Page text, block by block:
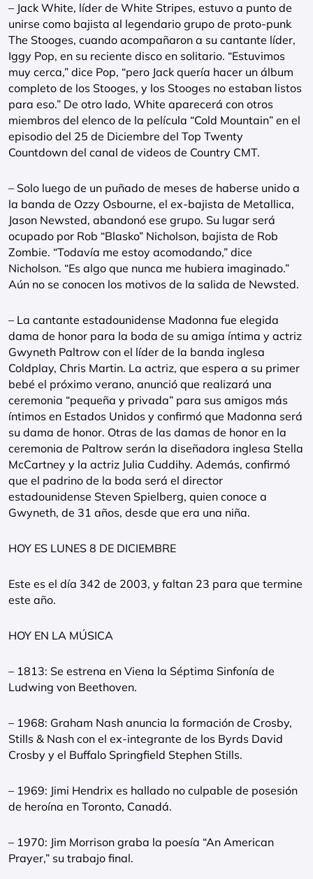
– Jack White, líder de White Stripes, estuvo a punto de
unirse como bajista al legendario grupo de proto-punk
The Stooges, cuando acompañaron a su cantante líder,
Iggy Pop, en su reciente disco en solitario. “Estuvimos
muy cerca,” dice Pop, “pero Jack quería hacer un álbum
completo de los Stooges, y los Stooges no estaban listos
para eso.” De otro lado, White aparecerá con otros
miembros del elenco de la película “Cold Mountain” en el
episodio del 25 de Diciembre del Top Twenty
Countdown del canal de videos de Country CMT.
– Solo luego de un puñado de meses de haberse unido a
la banda de Ozzy Osbourne, el ex-bajista de Metallica,
Jason Newsted, abandonó ese grupo. Su lugar será
ocupado por Rob “Blasko” Nicholson, bajista de Rob
Zombie. “Todavía me estoy acomodando,” dice
Nicholson. “Es algo que nunca me hubiera imaginado.”
Aún no se conocen los motivos de la salida de Newsted.
– La cantante estadounidense Madonna fue elegida
dama de honor para la boda de su amiga íntima y actriz
Gwyneth Paltrow con el líder de la banda inglesa
Coldplay, Chris Martin. La actriz, que espera a su primer
bebé el próximo verano, anunció que realizará una
ceremonia “pequeña y privada” para sus amigos más
íntimos en Estados Unidos y confirmó que Madonna será
su dama de honor. Otras de las damas de honor en la
ceremonia de Paltrow serán la diseñadora inglesa Stella
McCartney y la actriz Julia Cuddihy. Además, confirmó
que el padrino de la boda será el director
estadounidense Steven Spielberg, quien conoce a
Gwyneth, de 31 años, desde que era una niña.
HOY ES LUNES 8 DE DICIEMBRE
Este es el día 342 de 2003, y faltan 23 para que termine
este año.
HOY EN LA MÚSICA
– 1813: Se estrena en Viena la Séptima Sinfonía de
Ludwing von Beethoven.
– 1968: Graham Nash anuncia la formación de Crosby,
Stills & Nash con el ex-integrante de los Byrds David
Crosby y el Buffalo Springfield Stephen Stills.
– 1969: Jimi Hendrix es hallado no culpable de posesión
de heroína en Toronto, Canadá.
– 1970: Jim Morrison graba la poesía “An American
Prayer,” su trabajo final.